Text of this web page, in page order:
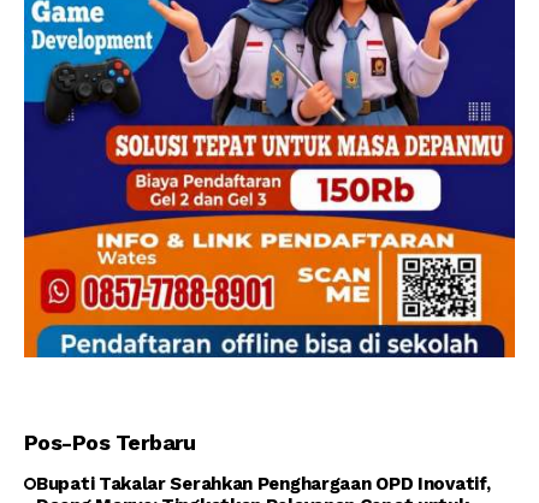
Pos-Pos Terbaru
Bupati Takalar Serahkan Penghargaan OPD Inovatif,